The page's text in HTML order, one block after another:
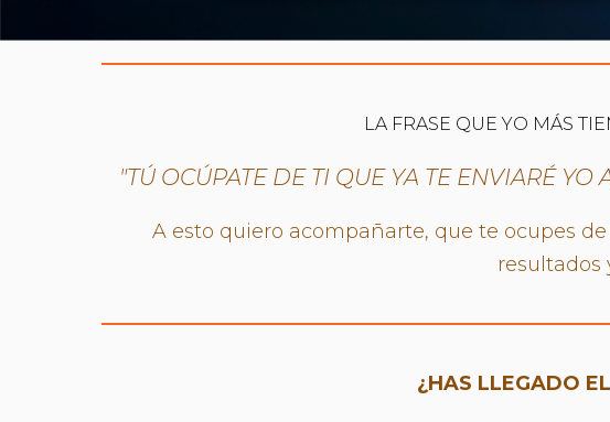
LA FRASE QUE YO MÁS
"TÚ OCÚPATE DE TI QUE YA TE ENVIARÉ
A esto quiero acompañarte, que te ocupes
resultados
¿HAS LLEGADO